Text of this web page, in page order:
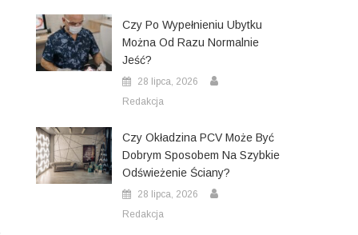
Czy Po Wypełnieniu Ubytku
Można Od Razu Normalnie
Jeść?
28 lipca, 2026
Redakcja
Czy Okładzina PCV Może Być
Dobrym Sposobem Na Szybkie
Odświeżenie Ściany?
28 lipca, 2026
Redakcja